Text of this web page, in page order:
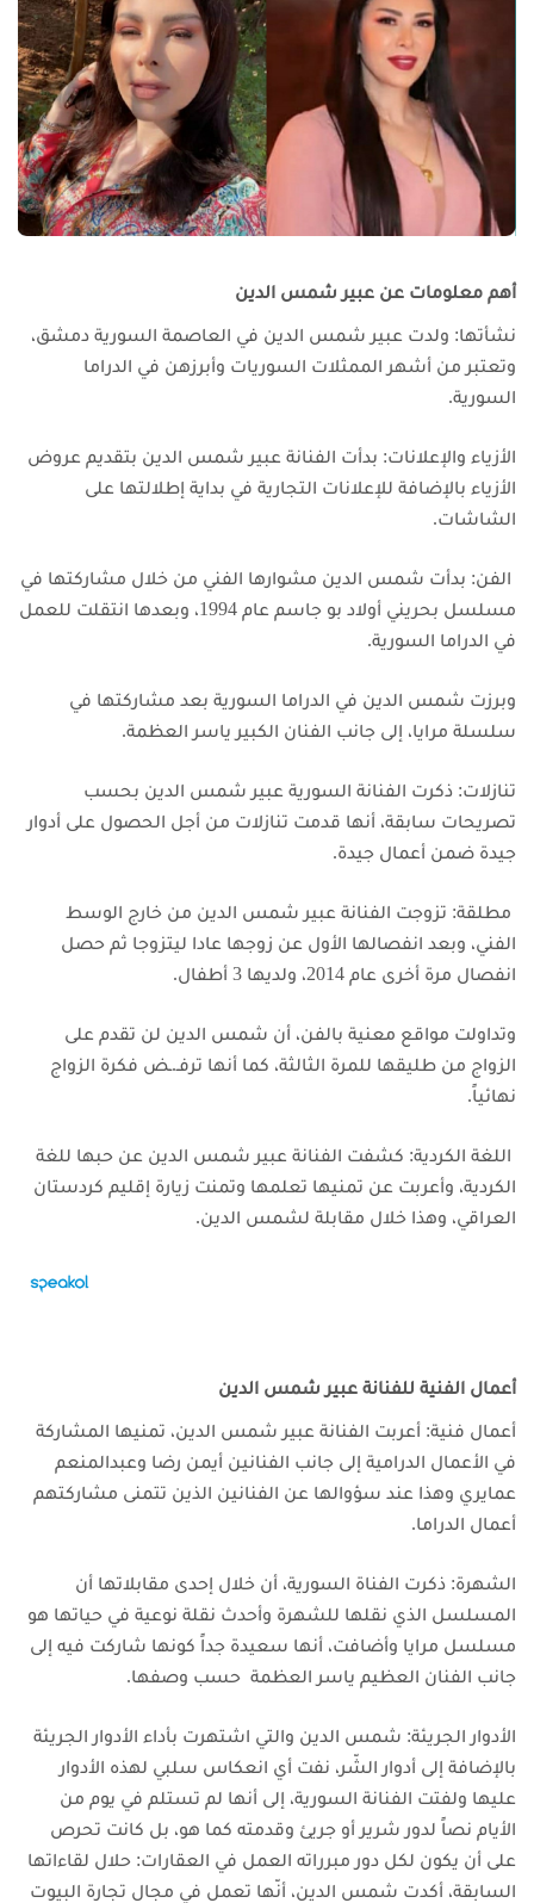
أهم معلومات عن عبير شمس الدين
نشأتها: ولدت عبير شمس الدين في العاصمة السورية دمشق،
وتعتبر من أشهر الممثلات السوريات وأبرزهن في الدراما
السورية.
الأزياء والإعلانات: بدأت الفنانة عبير شمس الدين بتقديم عروض
الأزياء بالإضافة للإعلانات التجارية في بداية إطلالتها على
الشاشات.
الفن: بدأت شمس الدين مشوارها الفني من خلال مشاركتها في
مسلسل بحريني أولاد بو جاسم عام 1994، وبعدها انتقلت للعمل
في الدراما السورية.
وبرزت شمس الدين في الدراما السورية بعد مشاركتها في
سلسلة مرايا، إلى جانب الفنان الكبير ياسر العظمة.
تنازلات: ذكرت الفنانة السورية عبير شمس الدين بحسب
تصريحات سابقة، أنها قدمت تنازلات من أجل الحصول على أدوار
جيدة ضمن أعمال جيدة.
مطلقة: تزوجت الفنانة عبير شمس الدين من خارج الوسط
الفني، وبعد انفصالها الأول عن زوجها عادا ليتزوجا ثم حصل
انفصال مرة أخرى عام 2014، ولديها 3 أطفال.
وتداولت مواقع معنية بالفن، أن شمس الدين لن تقدم على
الزواج من طليقها للمرة الثالثة، كما أنها ترفـ.ـض فكرة الزواج
نهائياً.
اللغة الكردية: كشفت الفنانة عبير شمس الدين عن حبها للغة
الكردية، وأعربت عن تمنيها تعلمها وتمنت زيارة إقليم كردستان
العراقي، وهذا خلال مقابلة لشمس الدين.
أعمال الفنية للفنانة عبير شمس الدين
أعمال فنية: أعربت الفنانة عبير شمس الدين، تمنيها المشاركة
في الأعمال الدرامية إلى جانب الفنانين أيمن رضا وعبدالمنعم
عمايري وهذا عند سؤوالها عن الفنانين الذين تتمنى مشاركتهم
أعمال الدراما.
الشهرة: ذكرت الفناة السورية، أن خلال إحدى مقابلاتها أن
المسلسل الذي نقلها للشهرة وأحدث نقلة نوعية في حياتها هو
مسلسل مرايا وأضافت، أنها سعيدة جداً كونها شاركت فيه إلى
جانب الفنان العظيم ياسر العظمة حسب وصفها.
الأدوار الجريئة: شمس الدين والتي اشتهرت بأداء الأدوار الجريئة
بالإضافة إلى أدوار الشّر، نفت أي انعكاس سلبي لهذه الأدوار
عليها ولفتت الفنانة السورية، إلى أنها لم تستلم في يوم من
الأيام نصاً لدور شرير أو جريئ وقدمته كما هو، بل كانت تحرص
على أن يكون لكل دور مبرراته العمل في العقارات: حلال لقاءاتها
السابقة، أكدت شمس الدين، أنّها تعمل في مجال تجارة البيوت